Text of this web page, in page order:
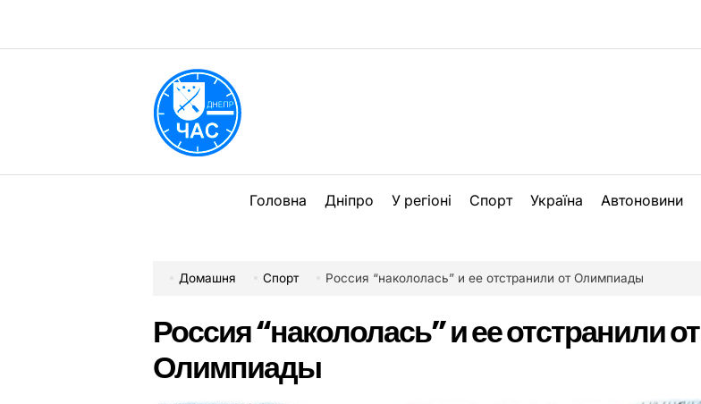
вмісту
Головна Дніпро У регіоні Спорт Україна Автоновини
Домашня Спорт Россия “накололась” и ее отстранили от Олимпиады
Россия “накололась” и ее отстранили от
Олимпиады